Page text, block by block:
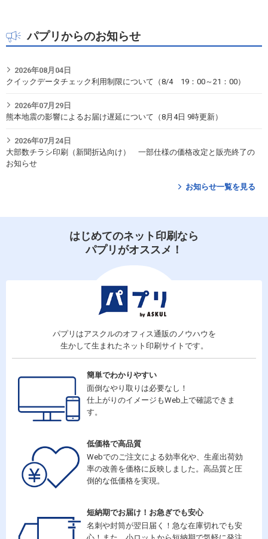
パプリからのお知らせ
2026年08月04日
クイックデータチェック利用制限について（8/4 19：00～21：00）
2026年07月29日
熊本地震の影響によるお届け遅延について（8月4日 9時更新）
2026年07月24日
大部数チラシ印刷（新聞折込向け） 一部仕様の価格改定と販売終了の
お知らせ
お知らせ一覧を見る
はじめてのネット印刷なら
パプリがオススメ！
パプリはアスクルのオフィス通販のノウハウを
生かして生まれたネット印刷サイトです。
簡単でわかりやすい
面倒なやり取りは必要なし！
仕上がりのイメージもWeb上で確認できま
す。
低価格で高品質
Webでのご注文による効率化や、生産出荷効
率の改善を価格に反映しました。高品質と圧
倒的な低価格を実現。
短納期でお届け！お急ぎでも安心
名刺や封筒が翌日届く！急な在庫切れでも安